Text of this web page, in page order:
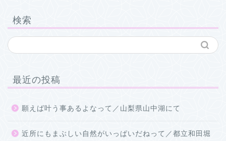
検索
最近の投稿
願えば叶う事あるよなって／山梨県山中湖にて
近所にもまぶしい自然がいっぱいだねって／都立和田堀